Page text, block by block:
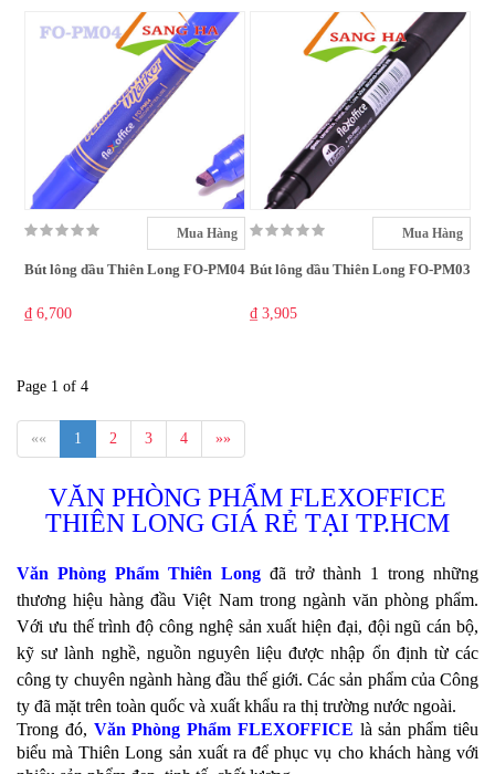
Mua Hàng
Bút lông dầu Thiên Long FO-PM04
₫ 6,700
Mua Hàng
Bút lông dầu Thiên Long FO-PM03
₫ 3,905
Page 1 of 4
«« 1 2 3 4 »»
VĂN PHÒNG PHẨM FLEXOFFICE
THIÊN LONG GIÁ RẺ TẠI TP.HCM
Văn Phòng Phẩm Thiên Long đã trở thành 1 trong những
thương hiệu hàng đầu Việt Nam trong ngành văn phòng phẩm.
Với ưu thế trình độ công nghệ sản xuất hiện đại, đội ngũ cán bộ,
kỹ sư lành nghề, nguồn nguyên liệu được nhập ổn định từ các
công ty chuyên ngành hàng đầu thế giới. Các sản phẩm của Công
ty đã mặt trên toàn quốc và xuất khẩu ra thị trường nước ngoài.
Trong đó, Văn Phòng Phẩm FLEXOFFICE là sản phẩm tiêu
biểu mà Thiên Long sản xuất ra để phục vụ cho khách hàng với